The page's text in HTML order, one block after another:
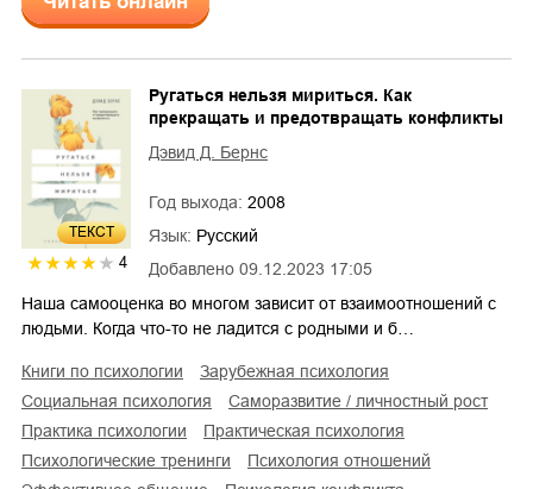
ТЕКСТ
4 Добавлено 09.12.2023 17:05
Ругаться нельзя мириться. Как
прекращать и предотвращать конфликты
Дэвид Д. Бернс
Год выхода: 2008
Язык: Русский
Наша самооценка во многом зависит от взаимоотношений с
людьми. Когда что-то не ладится с родными и б…
книги по психологии
зарубежная психология
социальная психология
саморазвитие / личностный рост
практика психологии
практическая психология
психологические тренинги
психология отношений